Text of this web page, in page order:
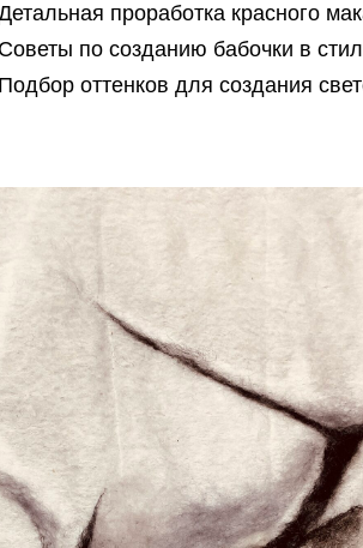
проработка красного
по созданию бабочки в
оттенков для создания